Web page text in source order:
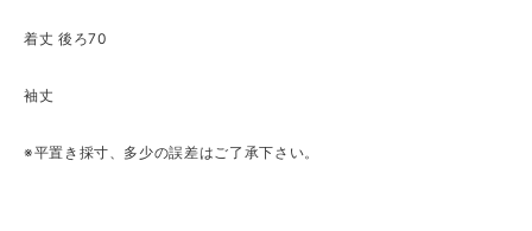
着丈 後ろ70
袖丈
※平置き採寸、多少の誤差はご了承下さい。